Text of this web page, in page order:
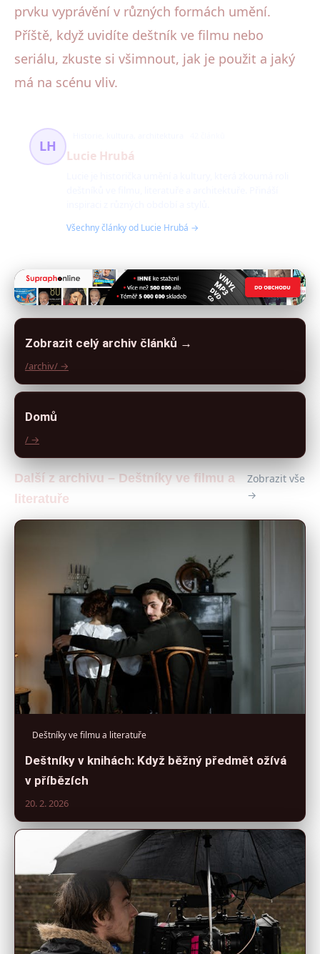
prvku vyprávění v různých formách umění.
Příště, když uvidíte deštník ve filmu nebo
seriálu, zkuste si všimnout, jak je použit a jaký
má na scénu vliv.
LH
Lucie Hrubá
Všechny články od Lucie Hrubá →
Zobrazit celý archiv článků →
/archiv/ →
Domů
/ →
Další z archivu – Deštníky ve filmu a
literatuře
Zobrazit vše
→
Deštníky ve filmu a literatuře
Deštníky v knihách: Když běžný předmět ožívá
v příbězích
20. 2. 2026